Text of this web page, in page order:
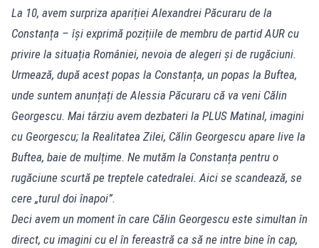
La 10, avem surpriza apariției Alexandrei Păcuraru de la
Constanța – își exprimă pozițiile de membru de partid AUR cu
privire la situația României, nevoia de alegeri și de rugăciuni.
Urmează, după acest popas la Constanța, un popas la Buftea,
unde suntem anunțați de Alessia Păcuraru că va veni Călin
Georgescu. Mai târziu avem dezbateri la PLUS Matinal, imagini
cu Georgescu; la Realitatea Zilei, Călin Georgescu apare live la
Buftea, baie de mulțime. Ne mutăm la Constanța pentru o
rugăciune scurtă pe treptele catedralei. Aici se scandează, se
cere „turul doi înapoi”.
Deci avem un moment în care Călin Georgescu este simultan în
direct, cu imagini cu el în fereastră ca să ne intre bine în cap,